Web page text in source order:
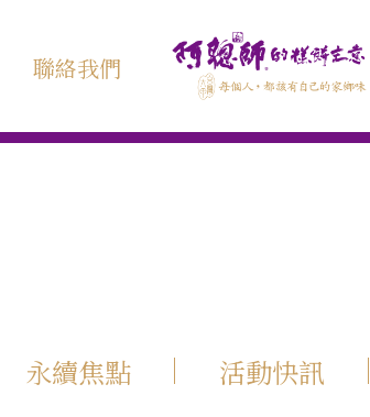
聯絡我們
永續焦點 活動快訊